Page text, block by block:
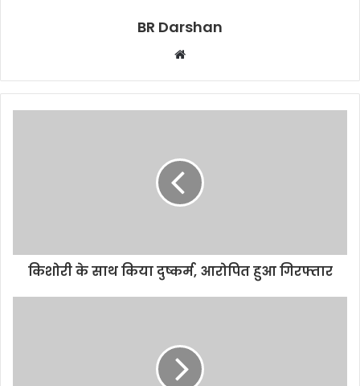
BR Darshan
b
s
e
किशोरी के साथ किया दुष्कर्म, आरोपित हुआ गिरफ्तार